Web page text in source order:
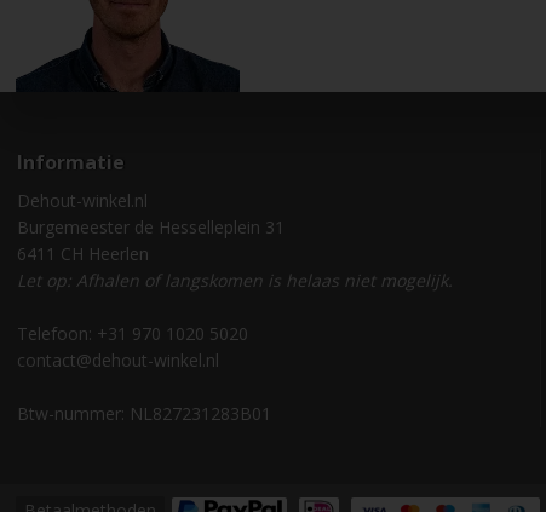
Informatie
Dehout-winkel.nl
Burgemeester de Hesselleplein 31
6411 CH Heerlen
Let op: Afhalen of langskomen is helaas niet mogelijk.
Telefoon: +31 970 1020 5020
contact@dehout-winkel.nl
Btw-nummer: NL827231283B01